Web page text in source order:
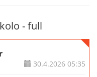
- full
30.4.202605:35